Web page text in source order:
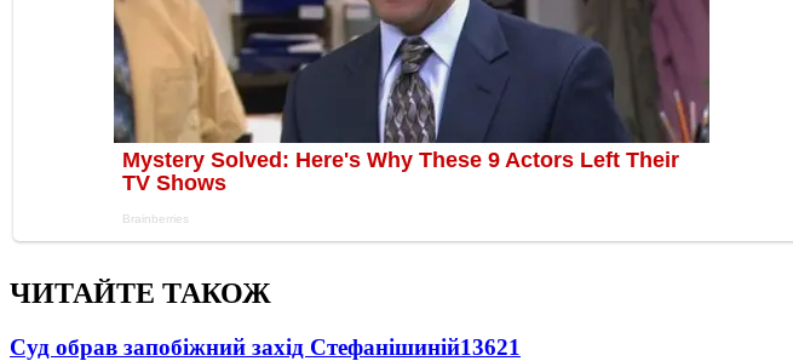
ЧИТАЙТЕ ТАКОЖ
Суд обрав запобіжний захід Стефанішиній13621